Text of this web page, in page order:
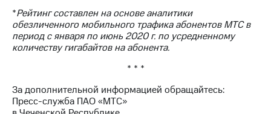
Описание
Еврооблигации-2023
Уведомление
о
облигаций
Другое
*Рейтинг составлен на основе аналитики
обезличенного мобильного трафика абонентов МТС в
период с января по июнь 2020 г. по усредненному
количеству гигабайтов на абонента.
* * *
За дополнительной информацией обращайтесь:
Пресс-служба ПАО «МТС»